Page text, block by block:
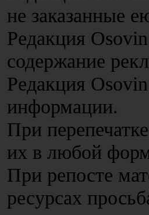
не заказанные
Редакция
содержание
Редакция
информации.
При
их в любой
При репосте
ресурсах